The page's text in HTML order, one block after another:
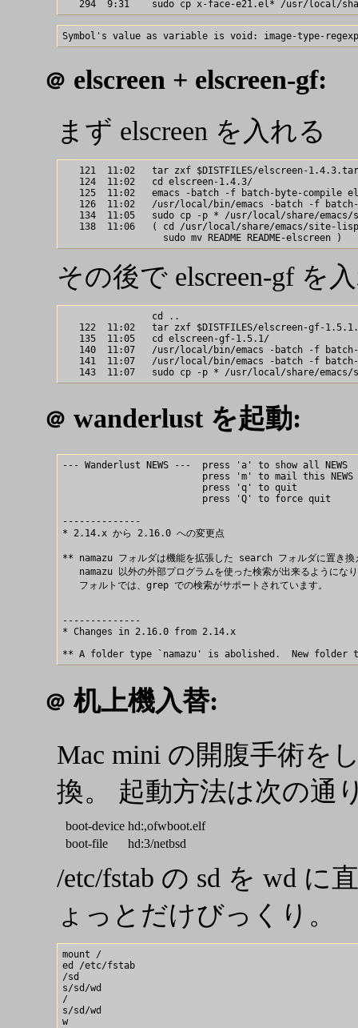
＠ elscreen + elscreen-gf:
まず elscreen を入れる
121  11:02   tar zxf $DISTFILES/elscreen-
   124  11:02   cd elscreen-1.4.3/
125  11:02   emacs -batch -f batch-byte-compile
126  11:02   /usr/local/bin/emacs -batch -f
134  11:05   sudo cp -p * /usr/local/share/emacs/
138  11:06   ( cd /usr/local/share/emacs/site-
その後で elscreen-gf を
                cd ..
122  11:02   tar zxf $DISTFILES/elscreen-gf-
   135  11:05   cd elscreen-gf-1.5.1/
140  11:07   /usr/local/bin/emacs -batch -f
141  11:07   /usr/local/bin/emacs -batch -f
＠ wanderlust を起動:
--- Wanderlust NEWS ---  press 'a' to show all NEWS
press 'm' to mail this NEWS
                         press 'q' to quit
                         press 'Q' to force quit
--------------
* 2.14.x から 2.16.0 への変更点
** namazu フォルダは機能を拡張した search フォルダに置き換
namazu 以外の外部プログラムを使った検索が出来るようにな
   フォルトでは、grep での検索がサポートされています。
--------------
* Changes in 2.16.0 from 2.14.x
＠ 机上機入替:
Mac mini の開腹手術を
換。 起動方法は次の通
boot-device hd:,ofwboot.elf
boot-file
hd:3/netbsd
/etc/fstab の sd を wd に
ょっとだけびっくり。
mount /
ed /etc/fstab
/sd
s/sd/wd
/
s/sd/wd
w